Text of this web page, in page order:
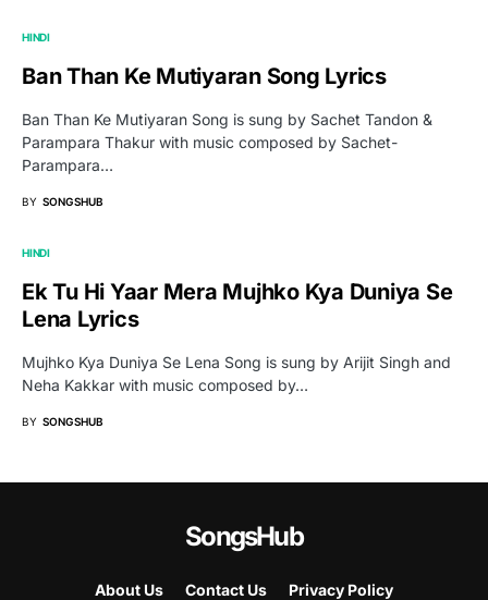
HINDI
Ban Than Ke Mutiyaran Song Lyrics
Ban Than Ke Mutiyaran Song is sung by Sachet Tandon &
Parampara Thakur with music composed by Sachet-
Parampara…
BY SONGSHUB
HINDI
Ek Tu Hi Yaar Mera Mujhko Kya Duniya Se
Lena Lyrics
Mujhko Kya Duniya Se Lena Song is sung by Arijit Singh and
Neha Kakkar with music composed by…
BY SONGSHUB
SongsHub
About Us Contact Us Privacy Policy